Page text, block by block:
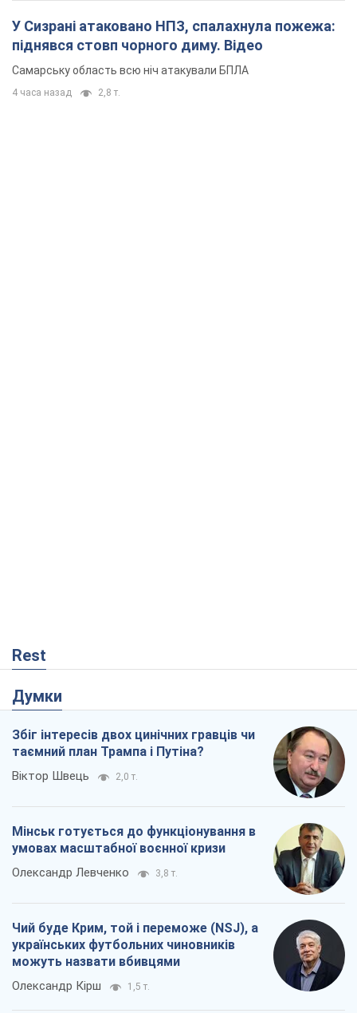
У Сизрані атаковано НПЗ, спалахнула пожежа:
піднявся стовп чорного диму. Відео
Самарську область всю ніч атакували БПЛА
4 часа назад 2,8 т.
Rest
Думки
Збіг інтересів двох цинічних гравців чи
таємний план Трампа і Путіна?
Віктор Швець 2,0 т.
Мінськ готується до функціонування в
умовах масштабної воєнної кризи
Олександр Левченко 3,8 т.
Чий буде Крим, той і переможе (NSJ), а
українських футбольних чиновників
можуть назвати вбивцями
Олександр Кірш 1,5 т.